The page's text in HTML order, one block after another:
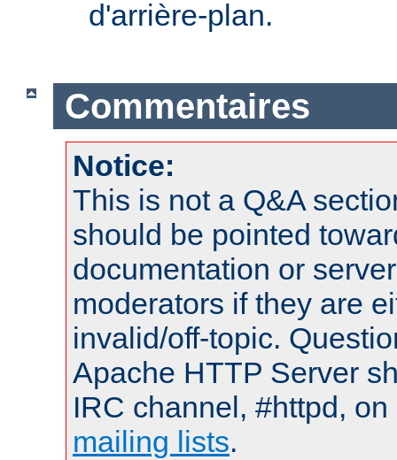
d'arrière-plan.
Commentaires
Notice:
This is not a Q&A
should be pointed
documentation or
moderators if they are
invalid/off-topic.
Apache HTTP Server
IRC channel, #httpd,
mailing lists.